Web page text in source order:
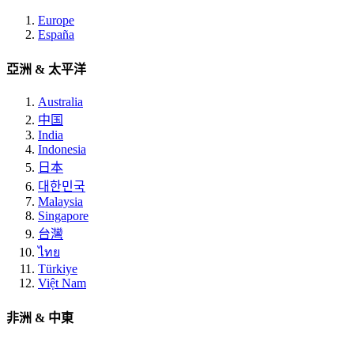
Europe
España
亞洲 & 太平洋
Australia
中国
India
Indonesia
日本
대한민국
Malaysia
Singapore
台灣
ไทย
Türkiye
Việt Nam
非洲 & 中東